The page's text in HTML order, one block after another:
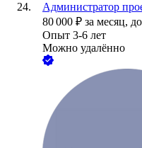
Администратор
80 000 ₽ за месяц,
Опыт 3-6 лет
Можно удалённо